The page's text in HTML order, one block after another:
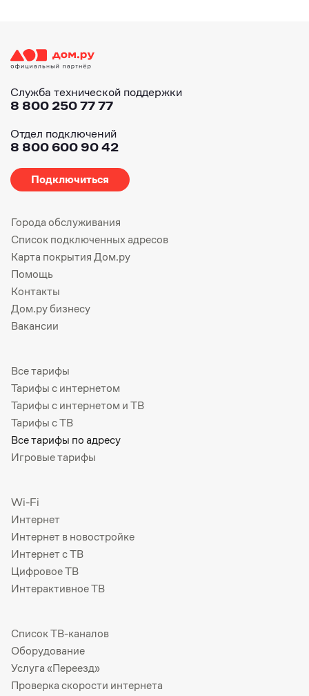
Служба технической поддержки
8 800 250 77 77
Отдел подключений
8 800 600 90 42
Подключиться
Города обслуживания
Список подключенных адресов
Карта покрытия Дом.ру
Помощь
Контакты
Дом.ру бизнесу
Вакансии
Все тарифы
Тарифы с интернетом
Тарифы с интернетом и ТВ
Тарифы с ТВ
Все тарифы по адресу
Игровые тарифы
Wi-Fi
Интернет
Интернет в новостройке
Интернет с ТВ
Цифровое ТВ
Интерактивное ТВ
Список ТВ-каналов
Оборудование
Услуга «Переезд»
Проверка скорости интернета